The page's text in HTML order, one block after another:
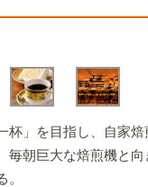
杯」を目指し、自家
毎朝巨大な焙煎機と
。